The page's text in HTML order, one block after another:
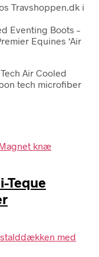
Travshoppen.dk i
Eventing Boots –
Equines ‘Air
Air Cooled
tech microfiber
Teque